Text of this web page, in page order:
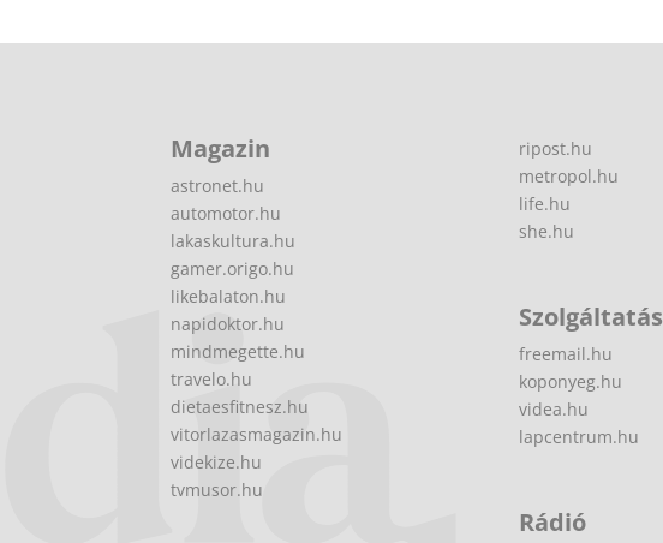
Magazin
astronet.hu
automotor.hu
lakaskultura.hu
gamer.origo.hu
likebalaton.hu
napidoktor.hu
mindmegette.hu
travelo.hu
dietaesfitnesz.hu
vitorlazasmagazin.hu
videkize.hu
tvmusor.hu
ripost.hu
metropol.hu
life.hu
she.hu
Szolgáltatás
freemail.hu
koponyeg.hu
videa.hu
lapcentrum.hu
Rádió